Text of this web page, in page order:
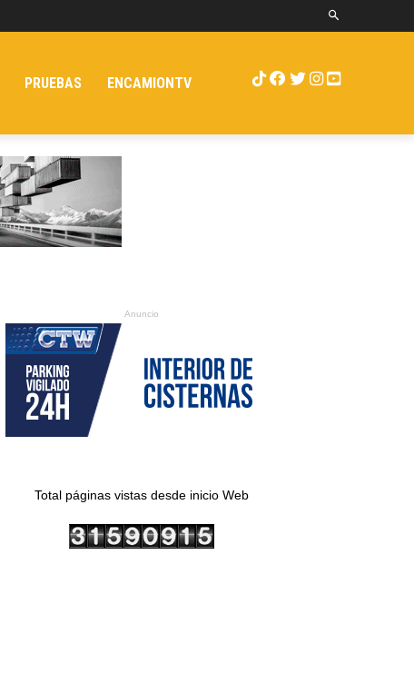
PRUEBAS ENCAMIONTV
Anuncio
Total páginas vistas desde inicio Web